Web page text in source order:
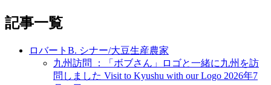
記事一覧
ロバートB. シナー/大豆生産農家
九州訪問 ：「ボブさん」ロゴと一緒に九州を訪
問しました Visit to Kyushu with our Logo 2026年7